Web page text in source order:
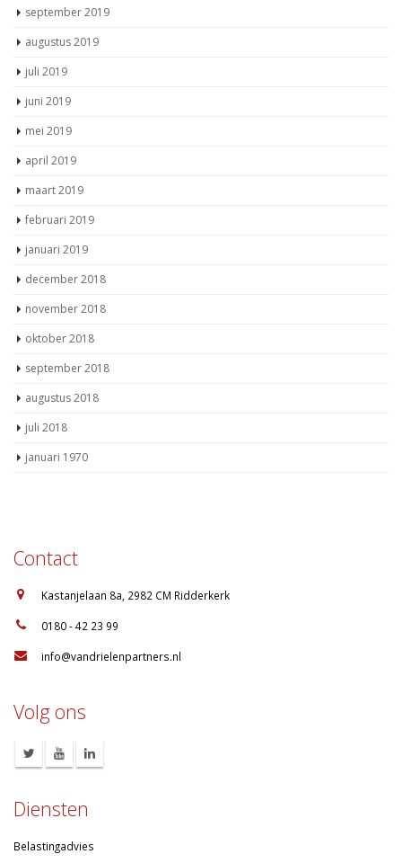
september 2019
augustus 2019
juli 2019
juni 2019
mei 2019
april 2019
maart 2019
februari 2019
januari 2019
december 2018
november 2018
oktober 2018
september 2018
augustus 2018
juli 2018
januari 1970
Contact
Kastanjelaan 8a, 2982 CM Ridderkerk
0180 - 42 23 99
info@vandrielenpartners.nl
Volg ons
Diensten
Belastingadvies